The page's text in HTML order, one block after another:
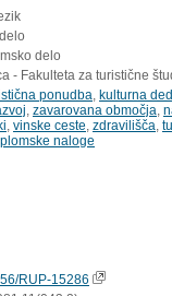
delo
- Fakulteta za turistične
ponudba kulturna
zavarovana območja
vinske ceste zdravilišča
naloge
RUP-15286